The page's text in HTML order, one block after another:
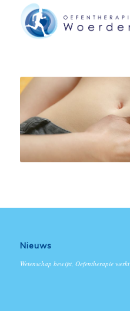
Nieuws
Wetenschap bewijst, Oefentherapie werkt